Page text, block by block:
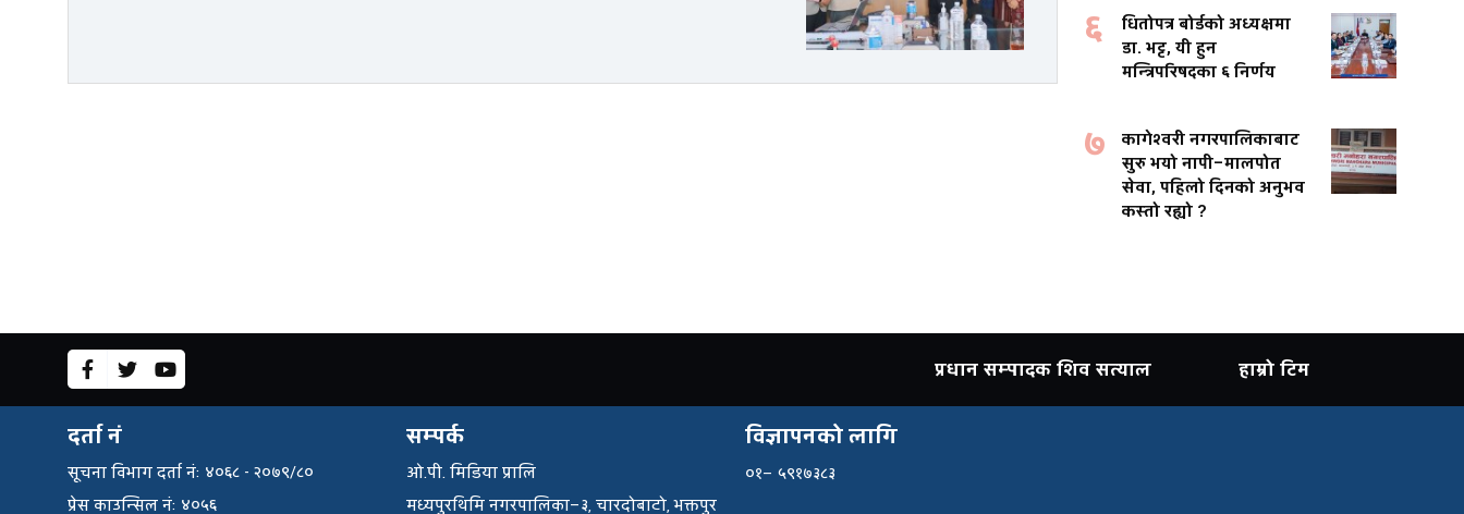
६
धितोपत्र बोर्डको अध्यक्षमा
डा. भट्ट, यी हुन
मन्त्रिपरिषदका ६ निर्णय
७
कागेश्वरी नगरपालिकाबाट
सुरु भयो नापी–मालपोत
सेवा, पहिलो दिनको अनुभव
कस्तो रह्यो ?
प्रधान सम्पादक शिव सत्याल हाम्रो टिम
दर्ता नं
सूचना विभाग दर्ता नंः ४०६८ - २०७९/८०
प्रेस काउन्सिल नंः ४०५६
सम्पर्क
ओ.पी. मिडिया प्रालि
मध्यपुरथिमि नगरपालिका–३, चारदोबाटो, भक्तपुर
विज्ञापनको लागि
०१– ५९१७३८३